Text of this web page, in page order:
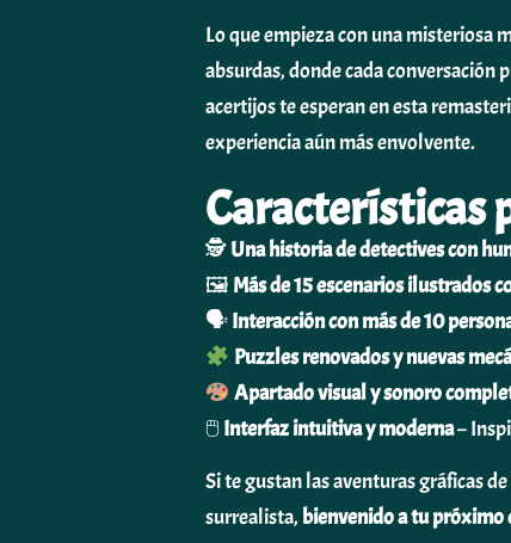
Lo que empieza con una misteriosa
absurdas, donde cada conversación
acertijos te esperan en esta
experiencia aún más envolvente.
Características
🕵️Una historia de detectives con
🖼 Más de 15 escenarios ilustrados
🗣Interacción con más de 10
Puzzles renovados y nuevas
Apartado visual y sonoro
🖱Interfaz intuitiva y moderna–
Si te gustan las aventuras gráficas
surrealista, bienvenido a tu próximo